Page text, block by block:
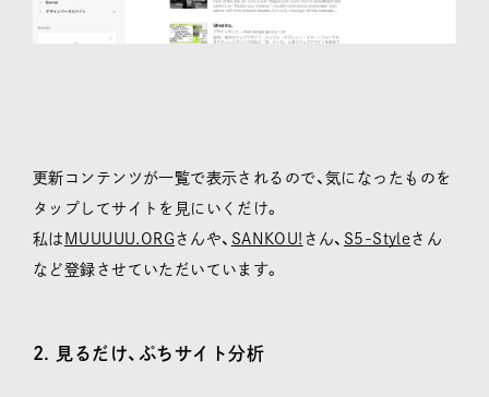
更新コンテンツが一覧で表示されるので、気になったものを
タップしてサイトを見にいくだけ。
私は MUUUUU.ORG さんや、 SANKOU! さん、 S5-Style さん
など登録させていただいています。
2. 見るだけ、ぷちサイト分析